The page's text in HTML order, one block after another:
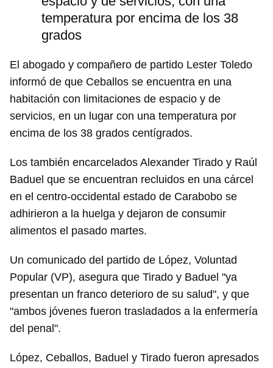
temperatura por encima de los 38
grados
El abogado y compañero de partido Lester Toledo
informó de que Ceballos se encuentra en una
habitación con limitaciones de espacio y de
servicios, en un lugar con una temperatura por
encima de los 38 grados centígrados.
Los también encarcelados Alexander Tirado y Raúl
Baduel que se encuentran recluidos en una cárcel
en el centro-occidental estado de Carabobo se
adhirieron a la huelga y dejaron de consumir
alimentos el pasado martes.
Un comunicado del partido de López, Voluntad
Popular (VP), asegura que Tirado y Baduel "ya
presentan un franco deterioro de su salud", y que
"ambos jóvenes fueron trasladados a la enfermería
del penal".
López, Ceballos, Baduel y Tirado fueron apresados